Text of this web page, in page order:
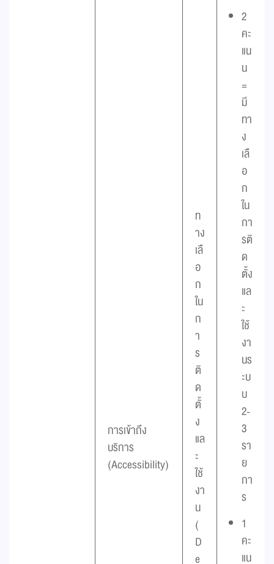
การเข้าถึง
บริการ
(Accessibility)
ท
าง
เลื
อ
ก
ใน
ก
า
ร
ติ
ด
ตั้
ง
แล
ะ
ใช้
งา
น
(
D
e
2
คะ
แน
น
=
มี
ทา
ง
เลื
อ
ก
ใน
กา
รติ
ด
ตั้ง
แล
ะ
ใช้
งา
นร
ะบ
บ
2-
3
รา
ย
กา
ร
1
คะ
แน